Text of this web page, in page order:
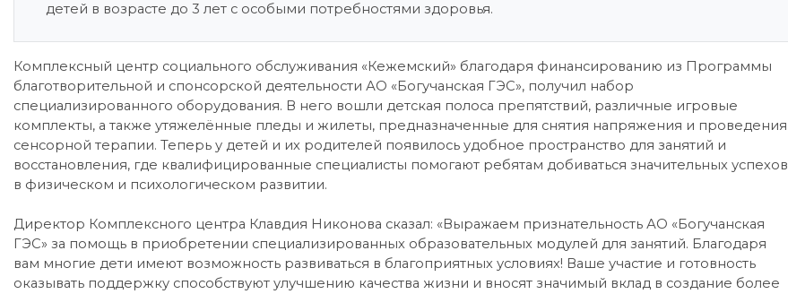
детей в возрасте до 3 лет с особыми потребностями здоровья.
Комплексный центр социального обслуживания «Кежемский» благодаря финансированию из Программы
благотворительной и спонсорской деятельности АО «Богучанская ГЭС», получил набор
специализированного оборудования. В него вошли детская полоса препятствий, различные игровые
комплекты, а также утяжелённые пледы и жилеты, предназначенные для снятия напряжения и проведения
сенсорной терапии. Теперь у детей и их родителей появилось удобное пространство для занятий и
восстановления, где квалифицированные специалисты помогают ребятам добиваться значительных успехов
в физическом и психологическом развитии.
Директор Комплексного центра Клавдия Никонова сказал: «Выражаем признательность АО «Богучанская
ГЭС» за помощь в приобретении специализированных образовательных модулей для занятий. Благодаря
вам многие дети имеют возможность развиваться в благоприятных условиях! Ваше участие и готовность
оказывать поддержку способствуют улучшению качества жизни и вносят значимый вклад в создание более